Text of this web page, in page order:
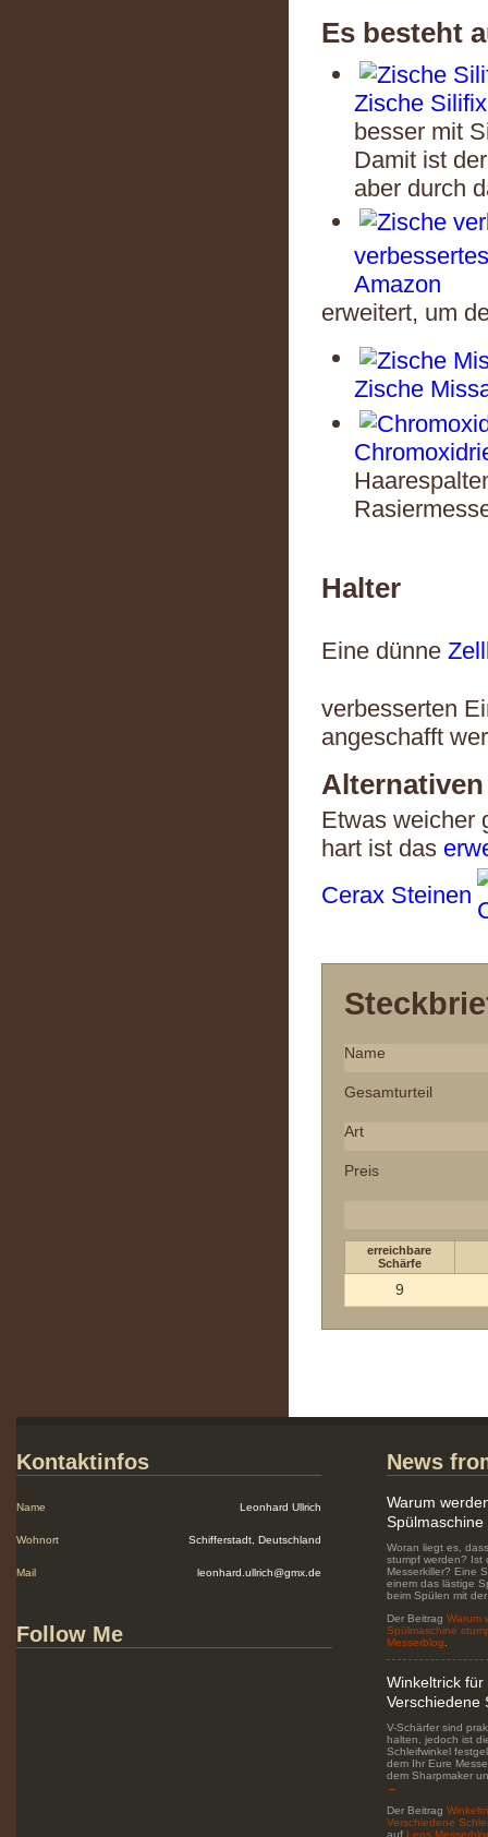
Es besteht
Zische
besser mit
Damit ist
aber durch
Amazon
erweitert, um
Zische
Halter
Eine dünne
verbesserten
angeschafft
Alternativen
Etwas weicher
hart ist das
Cerax Steinen
Name
Gesamturteil
Art
Preis
erreichbare
Schärfe
9
Kontaktinfos
Name Leonhard Ullrich
Wohnort Schifferstadt, Deutschland
Mail leonhard.ullrich@gmx.de
Follow Me
News
Warum
Spülmaschine
Woran liegt es,
stumpf werden? Ist
Messerkiller? Eine
einem das lästige
beim Spülen mit
Der Beitrag Warum
Spülmaschine
Messerblog
Winkeltrick
Verschiedene
V-Schärfer sind
halten, jedoch ist
Schleifwinkel
dem Ihr Eure
dem Sharpmaker
→
Der Beitrag
Verschiedene
auf Leos